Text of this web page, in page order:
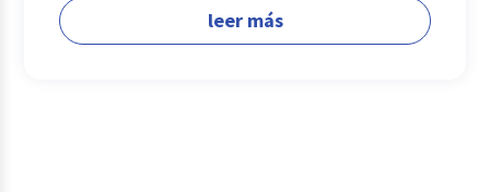
leer más